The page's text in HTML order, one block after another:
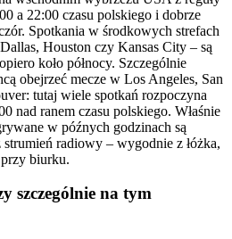
a 22:00 czasu polskiego i dobrze
Spotkania w środkowych strefach
Houston czy Kansas City – są
koło północy. Szczególnie
obejrzeć mecze w Los Angeles, San
tutaj wiele spotkań rozpoczyna
nad ranem czasu polskiego. Właśnie
w późnych godzinach są
strumień radiowy – wygodnie z łóżka,
biurku.
szczególnie na tym